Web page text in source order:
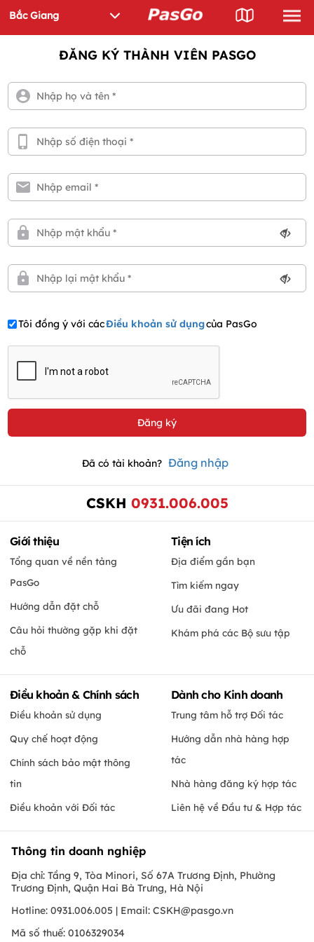
ĐĂNG KÝ THÀNH VIÊN PASGO
Tôi đồng ý với cácĐiều khoản sử dụngcủa PasGo
Đã có tài khoản? Đăng nhập
CSKH 0931.006.005
Giới thiệu
Tổng quan về nền tảng
PasGo
Hướng dẫn đặt chỗ
Câu hỏi thường gặp khi đặt
chỗ
Tiện ích
Địa điểm gần bạn
Tìm kiếm ngay
Ưu đãi đang Hot
Khám phá các Bộ sưu tập
Điều khoản & Chính sách
Điều khoản sử dụng
Quy chế hoạt động
Chính sách bảo mật thông
tin
Điều khoản với Đối tác
Dành cho Kinh doanh
Trung tâm hỗ trợ Đối tác
Hướng dẫn nhà hàng hợp
tác
Nhà hàng đăng ký hợp tác
Liên hệ về Đầu tư & Hợp tác
Thông tin doanh nghiệp
Địa chỉ: Tầng 9, Tòa Minori, Số 67A Trương Định, Phường
Trương Định, Quận Hai Bà Trưng, Hà Nội
Hotline: 0931.006.005 | Email: CSKH@pasgo.vn
Mã số thuế: 0106329034